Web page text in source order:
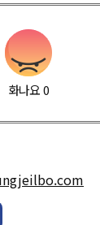
화나요0